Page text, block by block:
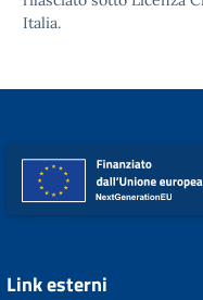
Italia.
Link esterni